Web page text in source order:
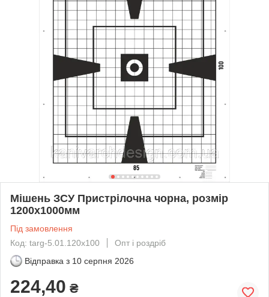
Мішень ЗСУ Пристрілочна чорна, розмір
1200х1000мм
Під замовлення
Код: targ-5.01.120x100
Опт і роздріб
Відправка з 10 серпня 2026
224,40 ₴